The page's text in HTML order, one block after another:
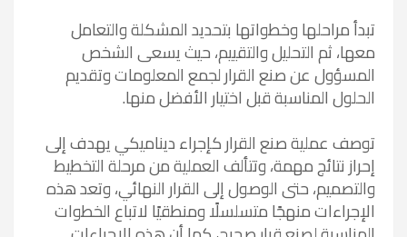
تبدأ مراحلها وخطواتها بتحديد المشكلة والتعامل
معها، ثم التحليل والتقييم، حيث يسعى الشخص
المسؤول عن صنع القرار لجمع المعلومات وتقديم
الحلول المناسبة قبل اختيار الأفضل منها.
توصف عملية صنع القرار كإجراء ديناميكي يهدف إلى
إحراز نتائج مهمة، وتتألف العملية من مرحلة التخطيط
والتصميم، حتى الوصول إلى القرار النهائي، وتعد هذه
الإجراءات منهجًا متسلسلًا ومنطقيًا لاتباع الخطوات